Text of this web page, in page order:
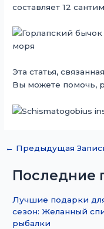
составляет 12
Эта статья,
Вы можете помочь,
← Предыдущая
Последние
Лучшие подарки
сезон: Желанный
рыбалки